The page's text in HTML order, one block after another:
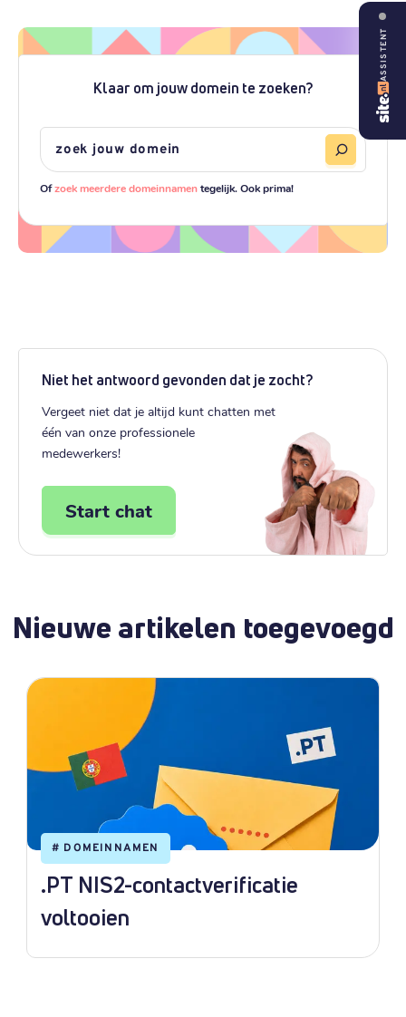
Klaar om jouw domein te zoeken?
Ofzoek meerdere domeinnamentegelijk. Ook prima!
Niet het antwoord gevonden dat je zocht?
Vergeet niet dat je altijd kunt chatten met
één van onze professionele
medewerkers!
Start chat
Nieuwe artikelen toegevoegd
# DOMEINNAMEN
.PT NIS2-contactverificatie
voltooien
ASSISTENT